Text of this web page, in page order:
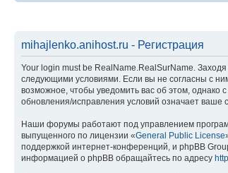
mihajlenko.anihost.ru - Регистрация
Your login must be RealName.RealSurName.
следующими условиями. Если вы не согласны с
возможное, чтобы уведомить вас об этом, однако
обновления/исправления условий означает ваше
Наши форумы работают под управлением
выпущенного по лицензии «General Public License
поддержкой интернет-конференций, и phpBB
информацией о phpBB обращайтесь по адресу